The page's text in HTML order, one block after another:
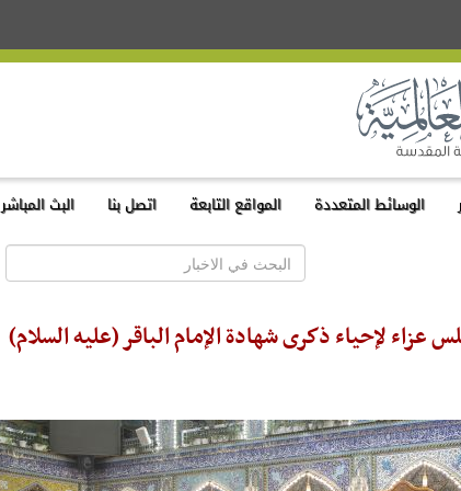
الوسائط المتعددة المواقع التابعة اتصل بنا البث المباشر
عزاء لإحياء ذكرى شهادة الإمام الباقر (عليه السلام)